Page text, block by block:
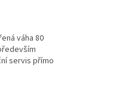
váha 80
servis přímo